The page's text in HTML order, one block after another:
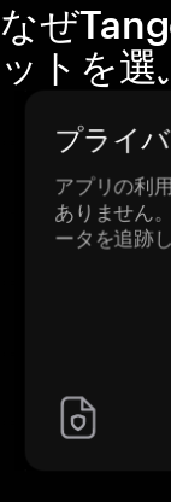
なぜ
ットを選
プライ
アプリの利
ありません
ータを追跡